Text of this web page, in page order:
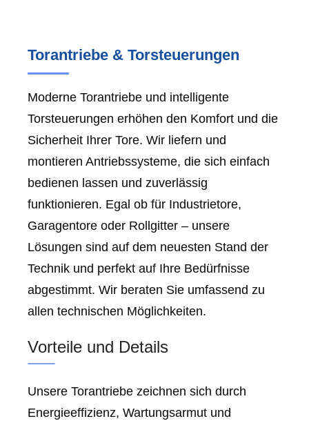
Torantriebe & Torsteuerungen
Moderne Torantriebe und intelligente
Torsteuerungen erhöhen den Komfort und die
Sicherheit Ihrer Tore. Wir liefern und
montieren Antriebssysteme, die sich einfach
bedienen lassen und zuverlässig
funktionieren. Egal ob für Industrietore,
Garagentore oder Rollgitter – unsere
Lösungen sind auf dem neuesten Stand der
Technik und perfekt auf Ihre Bedürfnisse
abgestimmt. Wir beraten Sie umfassend zu
allen technischen Möglichkeiten.
Vorteile und Details
Unsere Torantriebe zeichnen sich durch
Energieeffizienz, Wartungsarmut und